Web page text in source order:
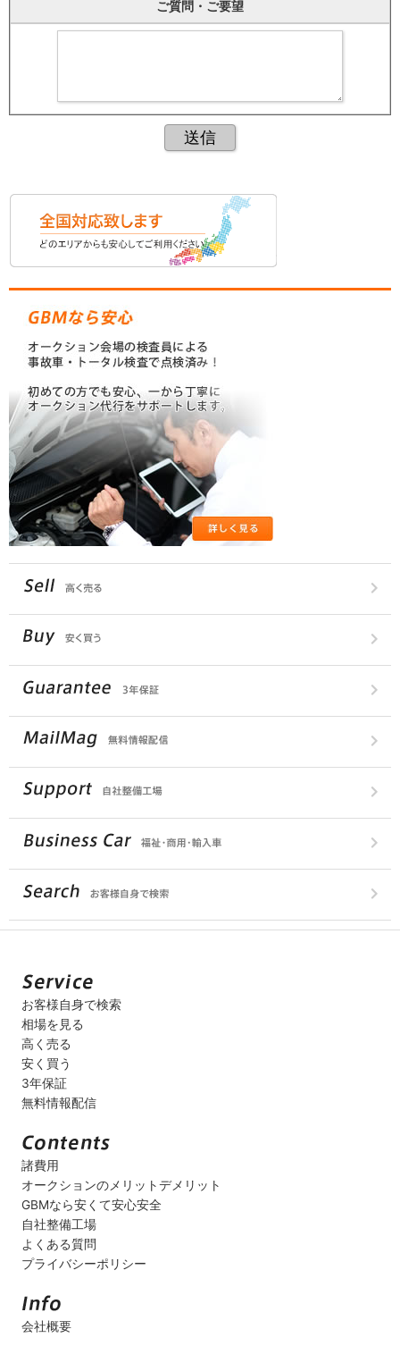
ご質問・ご要望
お客様自身で検索
相場を見る
高く売る
安く買う
3年保証
無料情報配信
諸費用
オークションのメリットデメリット
GBMなら安くて安心安全
自社整備工場
よくある質問
プライバシーポリシー
会社概要